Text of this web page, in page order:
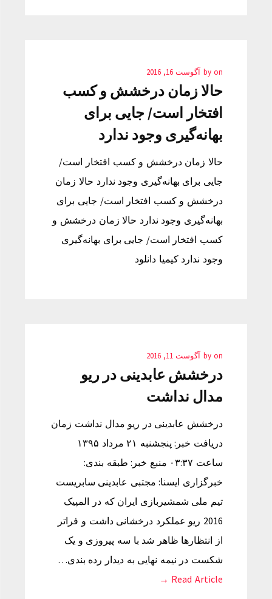
by on آگوست 16, 2016
حالا زمان درخشش و کسب
افتخار است/ جایی برای
بهانه‌گیری وجود ندارد
حالا زمان درخشش و کسب افتخار است/
جایی برای بهانه‌گیری وجود ندارد حالا زمان
درخشش و کسب افتخار است/ جایی برای
بهانه‌گیری وجود ندارد حالا زمان درخشش و
کسب افتخار است/ جایی برای بهانه‌گیری
وجود ندارد کیمیا دانلود
by on آگوست 11, 2016
درخشش عابدینی در ریو
مدال نداشت
درخشش عابدینی در ریو مدال نداشت زمان
دریافت خبر: پنجشنبه ۲۱ مرداد ۱۳۹۵
ساعت ۰۳:۳۷ منبع خبر: طبقه بندی:
خبرگزاری ایسنا: مجتبی عابدینی سابریست
تیم ملی شمشیربازی ایران که در المپیک
2016 ریو عملکرد درخشانی داشت و فراتر
از انتظارها ظاهر شد با سه پیروزی و یک
شکست در نیمه نهایی به دیدار رده بندی…
Read Article →